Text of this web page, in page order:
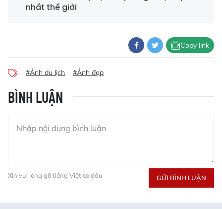
nhất thế giới
Copy link
#Ảnh du lịch #Ảnh đẹp
BÌNH LUẬN
Xin vui lòng gõ tiếng Việt có dấu GỬI BÌNH LUẬN